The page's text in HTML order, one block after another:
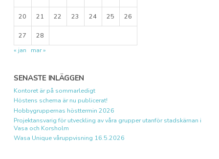
20 21 22 23 24 25 26
27
28
« jan
mar »
SENASTE INLÄGGEN
Kontoret är på sommarledigt
Höstens schema är nu publicerat!
Hobbygruppernas hösttermin 2026
Projektansvarig för utveckling av våra grupper utanför stadskärnan i
Vasa och Korsholm
Wasa Unique våruppvisning 16.5.2026